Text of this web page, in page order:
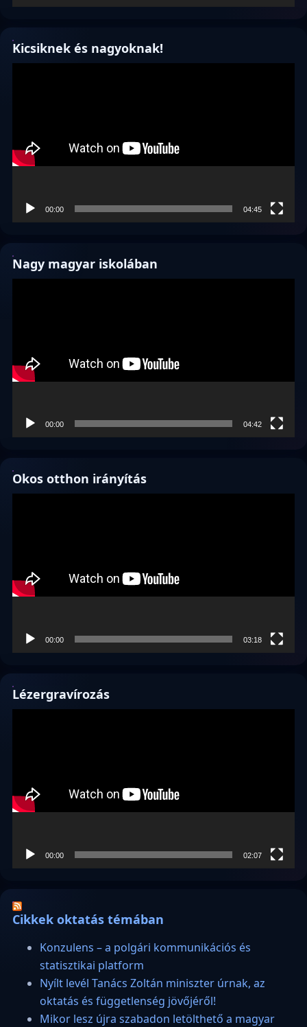
Kicsiknek és nagyoknak!
00:00 04:45
Nagy magyar iskolában
00:00 04:42
Okos otthon irányítás
00:00 03:18
Lézergravírozás
00:00 02:07
Cikkek oktatás témában
Konzulens – a polgári kommunikációs és
statisztikai platform
Nyílt levél Tanács Zoltán miniszter úrnak, az
oktatás és függetlenség jövőjéről!
Mikor lesz újra szabadon letölthető a magyar